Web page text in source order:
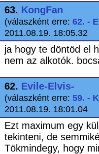
63. KongFan
(válaszként erre: 62. -
2011.08.19. 18:05.32
ja hogy te döntöd el
nem az alkotók.
62. Evile-Elvis-
(válaszként erre: 59. -
2011.08.19. 18:01.04
Ezt maximum egy
tekinteni, de
Tökmindegy, hogy